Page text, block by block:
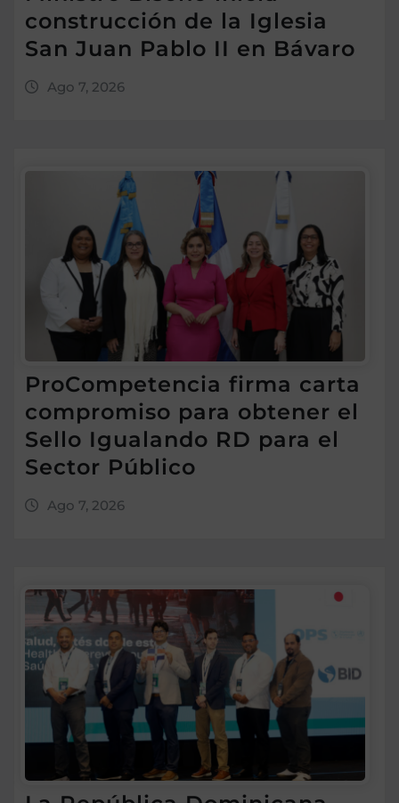
construcción de la Iglesia
San Juan Pablo II en Bávaro
Ago 7, 2026
ProCompetencia firma carta
compromiso para obtener el
Sello Igualando RD para el
Sector Público
Ago 7, 2026